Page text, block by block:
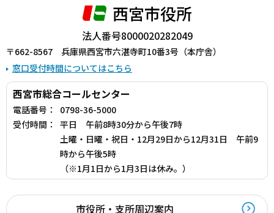
西宮市役所
法人番号8000020282049
〒662-8567 兵庫県西宮市六湛寺町10番3号（本庁舎）
窓口受付時間についてはこちら
西宮市総合コールセンター
電話番号：
0798-36-5000
受付時間：
平日 午前8時30分から午後7時
土曜・日曜・祝日・12月29日から12月31日 午前9
時から午後5時
（※1月1日から1月3日は休み。）
市役所・支所周辺案内